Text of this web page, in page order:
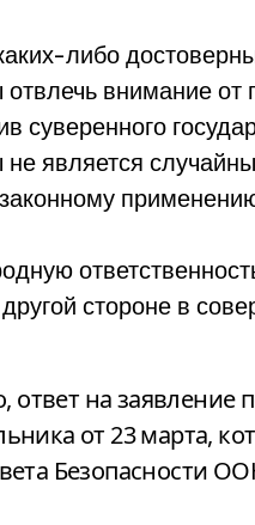
либо
отвлечь внимание
суверенного
является
стороне в
на заявление
от 23 марта,
Безопасности